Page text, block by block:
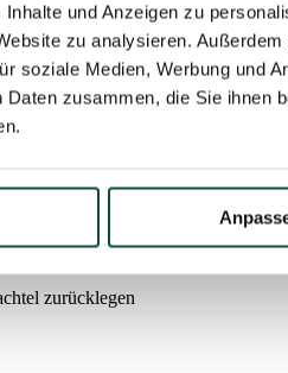
und Anzeigen zu
zu analysieren.
soziale Medien, Werbung und
zusammen, die Sie ihnen
einzigartige Winteroptik, die
bedeckt sind.
Kunstschnee überzogen, der
auch durch die dicht mit Schnee
der im Lieferumfang
wird damit die richtige
zurücklegen